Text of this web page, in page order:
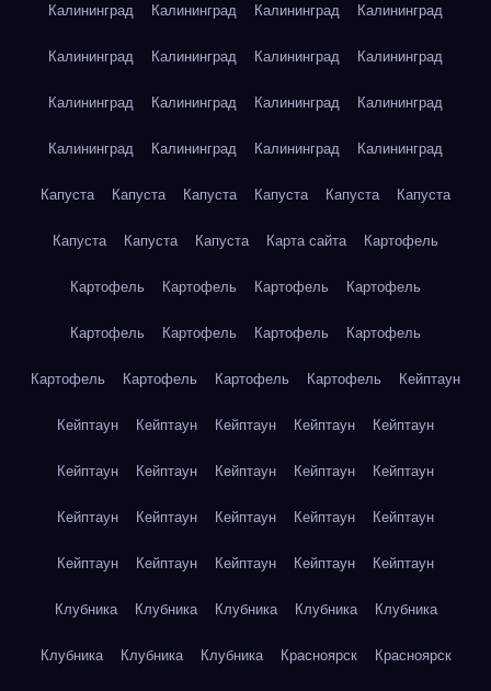
Калининград Калининград Калининград Калининград
Калининград Калининград Калининград Калининград
Калининград Калининград Калининград Калининград
Калининград Калининград Калининград Калининград
Капуста Капуста Капуста Капуста Капуста Капуста
Капуста Капуста Капуста Карта сайта Картофель
Картофель Картофель Картофель Картофель
Картофель Картофель Картофель Картофель
Картофель Картофель Картофель Картофель Кейптаун
Кейптаун Кейптаун Кейптаун Кейптаун Кейптаун
Кейптаун Кейптаун Кейптаун Кейптаун Кейптаун
Кейптаун Кейптаун Кейптаун Кейптаун Кейптаун
Кейптаун Кейптаун Кейптаун Кейптаун Кейптаун
Клубника Клубника Клубника Клубника Клубника
Клубника Клубника Клубника Красноярск Красноярск